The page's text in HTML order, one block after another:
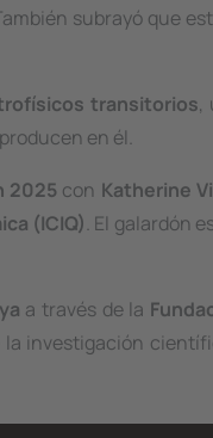
subrayó que
transitorios,
en él.
2025 con Katherine
(ICIQ). El galardón
a través de la
investigación